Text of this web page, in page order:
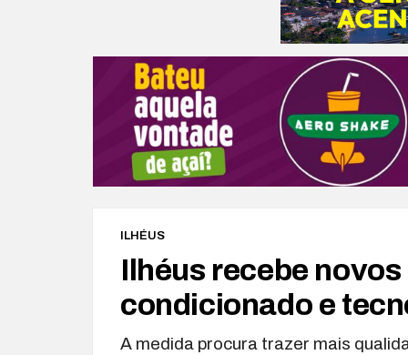
ILHÉUS
Ilhéus recebe
condicionado e
A medida procura trazer mais